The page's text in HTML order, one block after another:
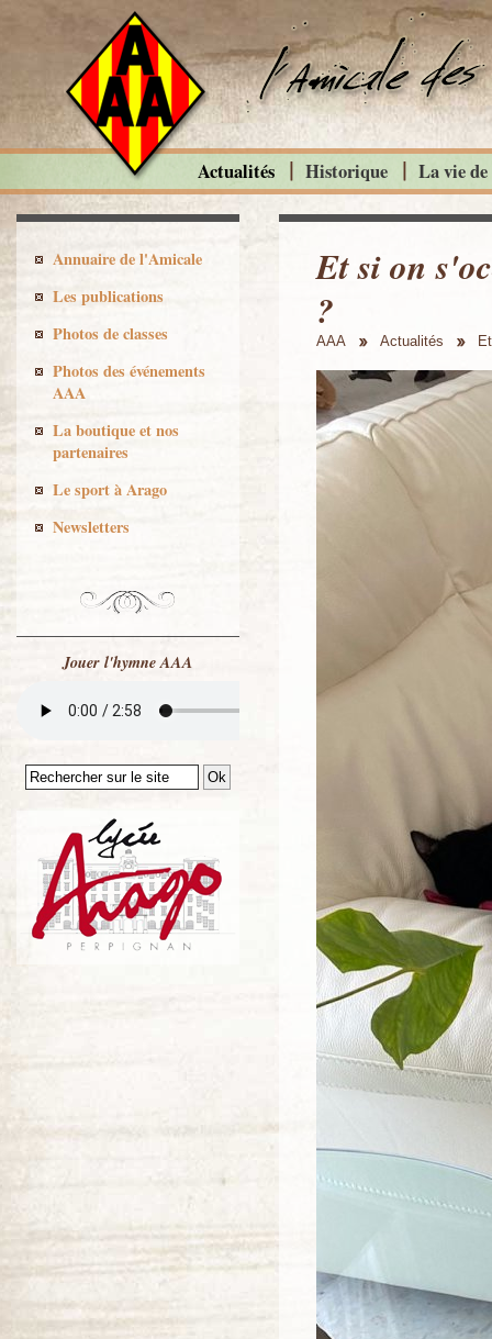
Et si on
?
AAA Actualités
Actualités Historique La vie
Annuaire de l'Amicale
Les publications
Photos de classes
Photos des événements
AAA
La boutique et nos
partenaires
Le sport à Arago
Newsletters
Jouer l'hymne AAA